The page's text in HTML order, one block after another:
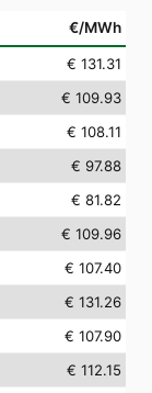
€/MWh
€ 131.31
€ 109.93
€ 108.11
€ 97.88
€ 81.82
€ 109.96
€ 107.40
€ 131.26
€ 107.90
€ 112.15